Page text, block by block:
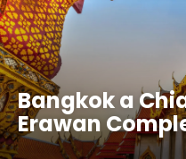
Bangkok a
Erawan